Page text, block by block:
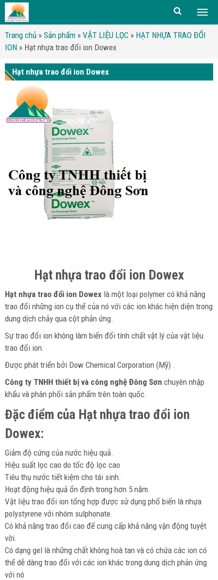
Trang chủ » Sản phẩm » VẬT LIỆU LỌC » HẠT NHỰA TRAO ĐỔI
ION » Hạt nhựa trao đổi ion Dowex
Hạt nhựa trao đổi ion Dowex
Hạt nhựa trao đổi ion Dowex
Hạt nhựa trao đổi ion Dowex là một loại polymer có khả năng
trao đổi những ion cụ thể của nó với các ion khác hiện diện trong
dung dịch chảy qua cột phản ứng.
Sự trao đổi ion không làm biến đổi tính chất vật lý của vật liệu
trao đổi ion.
Được phát triển bởi Dow Chemical Corporation (Mỹ) .
Công ty TNHH thiết bị và công nghệ Đông Sơn chuyên nhập
khẩu và phân phối sản phẩm trên toàn quốc.
Đặc điểm của Hạt nhựa trao đổi ion
Dowex:
Giảm độ cứng của nước hiệu quả.
Hiệu suất lọc cao do tốc độ lọc cao
Tiêu thụ nước tiết kiệm cho tái sinh.
Hoạt động hiệu quả ổn định trong hơn 5 năm.
Vật liệu trao đổi ion tổng hợp được sử dụng phổ biến là nhựa
polystyrene với nhóm sulphonate.
Có khả năng trao đổi cao để cung cấp khả năng vận động tuyệt
vời.
Có dạng gel là những chất không hoà tan và có chứa các ion có
thể dễ dàng trao đổi với các ion khác trong dung dịch phản ứng
với nó